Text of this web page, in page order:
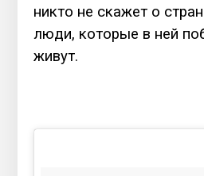
никто не скажет о
люди, которые в ней
живут.